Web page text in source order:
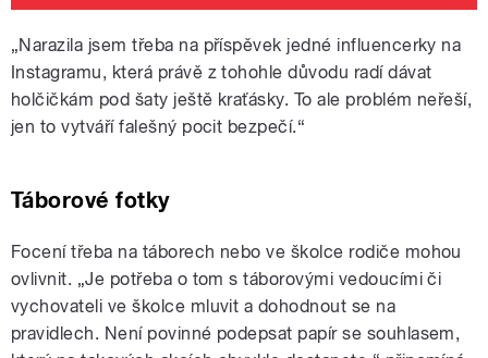
„Narazila jsem třeba na příspěvek jedné influencerky na
Instagramu, která právě z tohohle důvodu radí dávat
holčičkám pod šaty ještě kraťásky. To ale problém neřeší,
jen to vytváří falešný pocit bezpečí.“
Táborové fotky
Focení třeba na táborech nebo ve školce rodiče mohou
ovlivnit. „Je potřeba o tom s táborovými vedoucími či
vychovateli ve školce mluvit a dohodnout se na
pravidlech. Není povinné podepsat papír se souhlasem,